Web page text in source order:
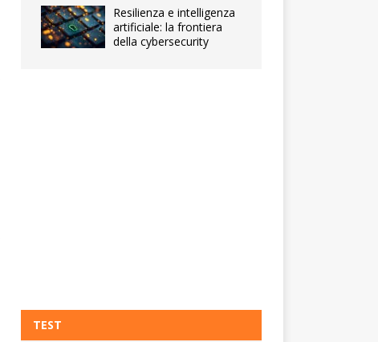
Resilienza e intelligenza
artificiale: la frontiera
della cybersecurity
TEST